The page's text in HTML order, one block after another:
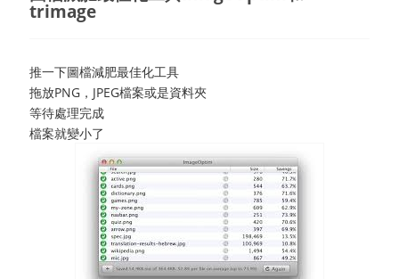
trimage
推一下圖檔減肥最佳化工具
拖放PNG，JPEG檔案或是資料夾
等待處理完成
檔案就變小了